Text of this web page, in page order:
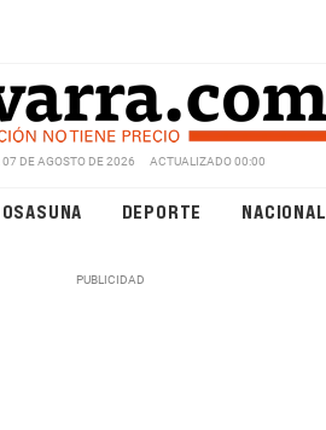
07 DE AGOSTO DE 2026 ACTUALIZADO 00:00
OSASUNA DEPORTE NACIONAL